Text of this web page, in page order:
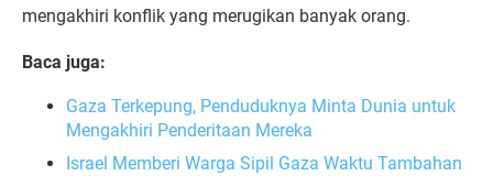
mengakhiri konflik yang merugikan banyak orang.
Baca juga:
Gaza Terkepung, Penduduknya Minta Dunia untuk
Mengakhiri Penderitaan Mereka
Israel Memberi Warga Sipil Gaza Waktu Tambahan